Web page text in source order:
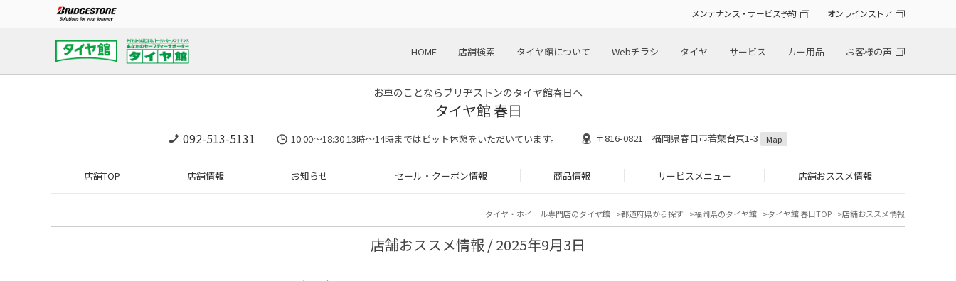
メンテナンス・サービス予約 オンラインストア
HOME 店舗検索 タイヤ館について Webチラシ タイヤ サービス カー用品 お客様の声
お車のことならブリヂストンのタイヤ館春日へ
タイヤ館 春日
092-513-5131 10:00～18:30 13時〜14時まではピット休憩をいただいています。 〒816-0821 福岡県春日市若葉台東1-3 Map
店舗TOP 店舗情報 お知らせ セール・クーポン情報 商品情報 サービスメニュー 店舗おススメ情報
タイヤ・ホイール専門店のタイヤ館 都道府県から探す 福岡県のタイヤ館 タイヤ館 春日TOP 店舗おススメ情報
店舗おススメ情報 / 2025年9月3日